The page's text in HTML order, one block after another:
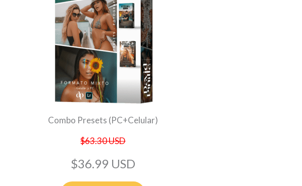
Combo Presets (PC+Celular)
$63.30 USD
$36.99 USD